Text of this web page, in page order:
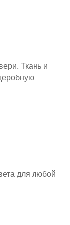
Ткань и
для любой